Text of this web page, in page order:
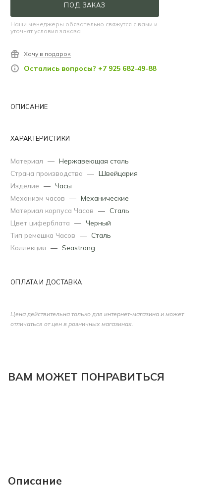
ПОД ЗАКАЗ
Наши менеджеры обязательно свяжутся с вами и
уточнят условия заказа
Хочу в подарок
Остались вопросы? +7 925 682-49-88
ОПИСАНИЕ
ХАРАКТЕРИСТИКИ
Материал — Нержавеющая сталь
Страна производства — Швейцария
Изделие — Часы
Механизм часов — Механические
Материал корпуса Часов — Сталь
Цвет циферблата — Черный
Тип ремешка Часов — Сталь
Коллекция — Seastrong
ОПЛАТА И ДОСТАВКА
Цена действительна только для интернет-магазина и может
отличаться от цен в розничных магазинах.
ВАМ МОЖЕТ ПОНРАВИТЬСЯ
Описание